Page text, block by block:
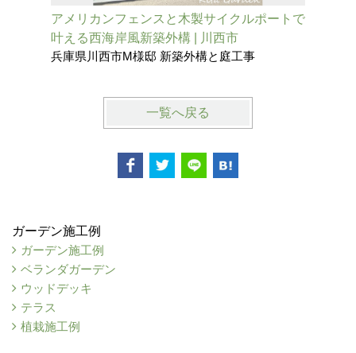
アメリカンフェンスと木製サイクルポートで
叶える西海岸風新築外構 | 川西市
兵庫県川西市M様邸 新築外構と庭工事
一覧へ戻る
ガーデン施工例
ガーデン施工例
ベランダガーデン
ウッドデッキ
テラス
植栽施工例